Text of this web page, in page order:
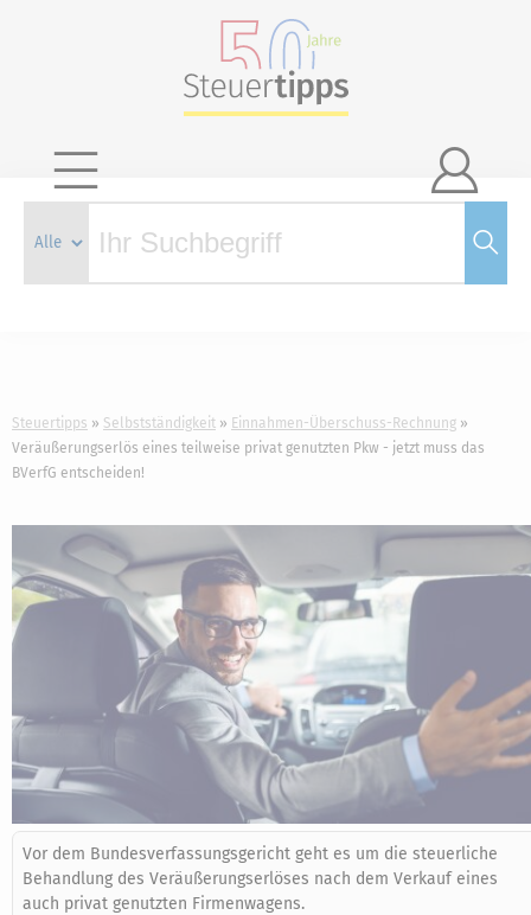

Steuertipps Selbstständigkeit
Einnahmen-Überschuss-Rechnung
Veräußerungserlös eines teilweise privat genutzten Pkw - jetzt muss das
BVerfG entscheiden!
Vor dem Bundesverfassungsgericht geht es um die steuerliche
Behandlung des Veräußerungserlöses nach dem Verkauf eines
auch privat genutzten Firmenwagens.